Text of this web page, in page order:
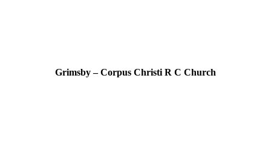
Grimsby – Corpus Christi R C Church